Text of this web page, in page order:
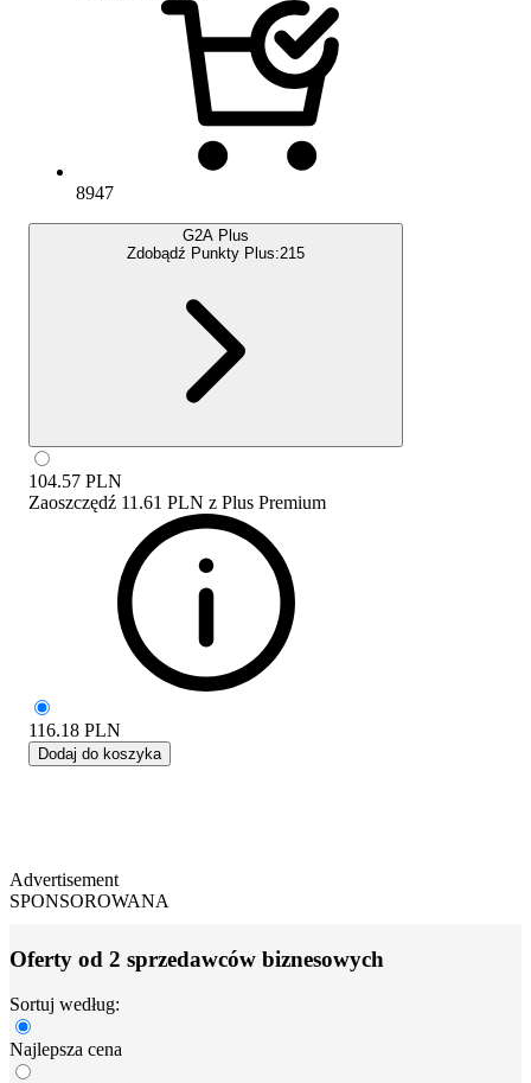
8947
G2A Plus
Zdobądź Punkty Plus:215
104.57 PLN
Zaoszczędź 11.61 PLN z Plus Premium
116.18 PLN
Dodaj do koszyka
Advertisement
SPONSOROWANA
Oferty od 2 sprzedawców biznesowych
Sortuj według:
Najlepsza cena